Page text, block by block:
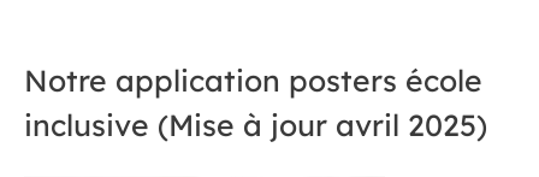
Notre application posters école
inclusive (Mise à jour avril 2025)